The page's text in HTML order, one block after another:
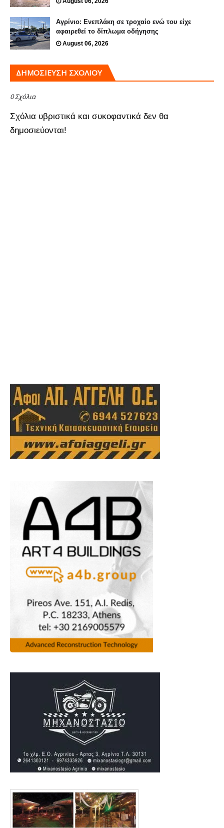
Αγρίνιο: Ενεπλάκη σε τροχαίο ενώ του είχε
αφαιρεθεί το δίπλωμα οδήγησης
August 06, 2026
ΔΗΜΟΣΊΕΥΣΗ ΣΧΟΛΊΟΥ
0 Σχόλια
Σχόλια υβριστικά και συκοφαντικά δεν θα
δημοσιεύονται!